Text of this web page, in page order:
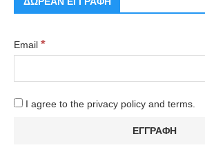
Email *
I agree to the privacy policy and terms.